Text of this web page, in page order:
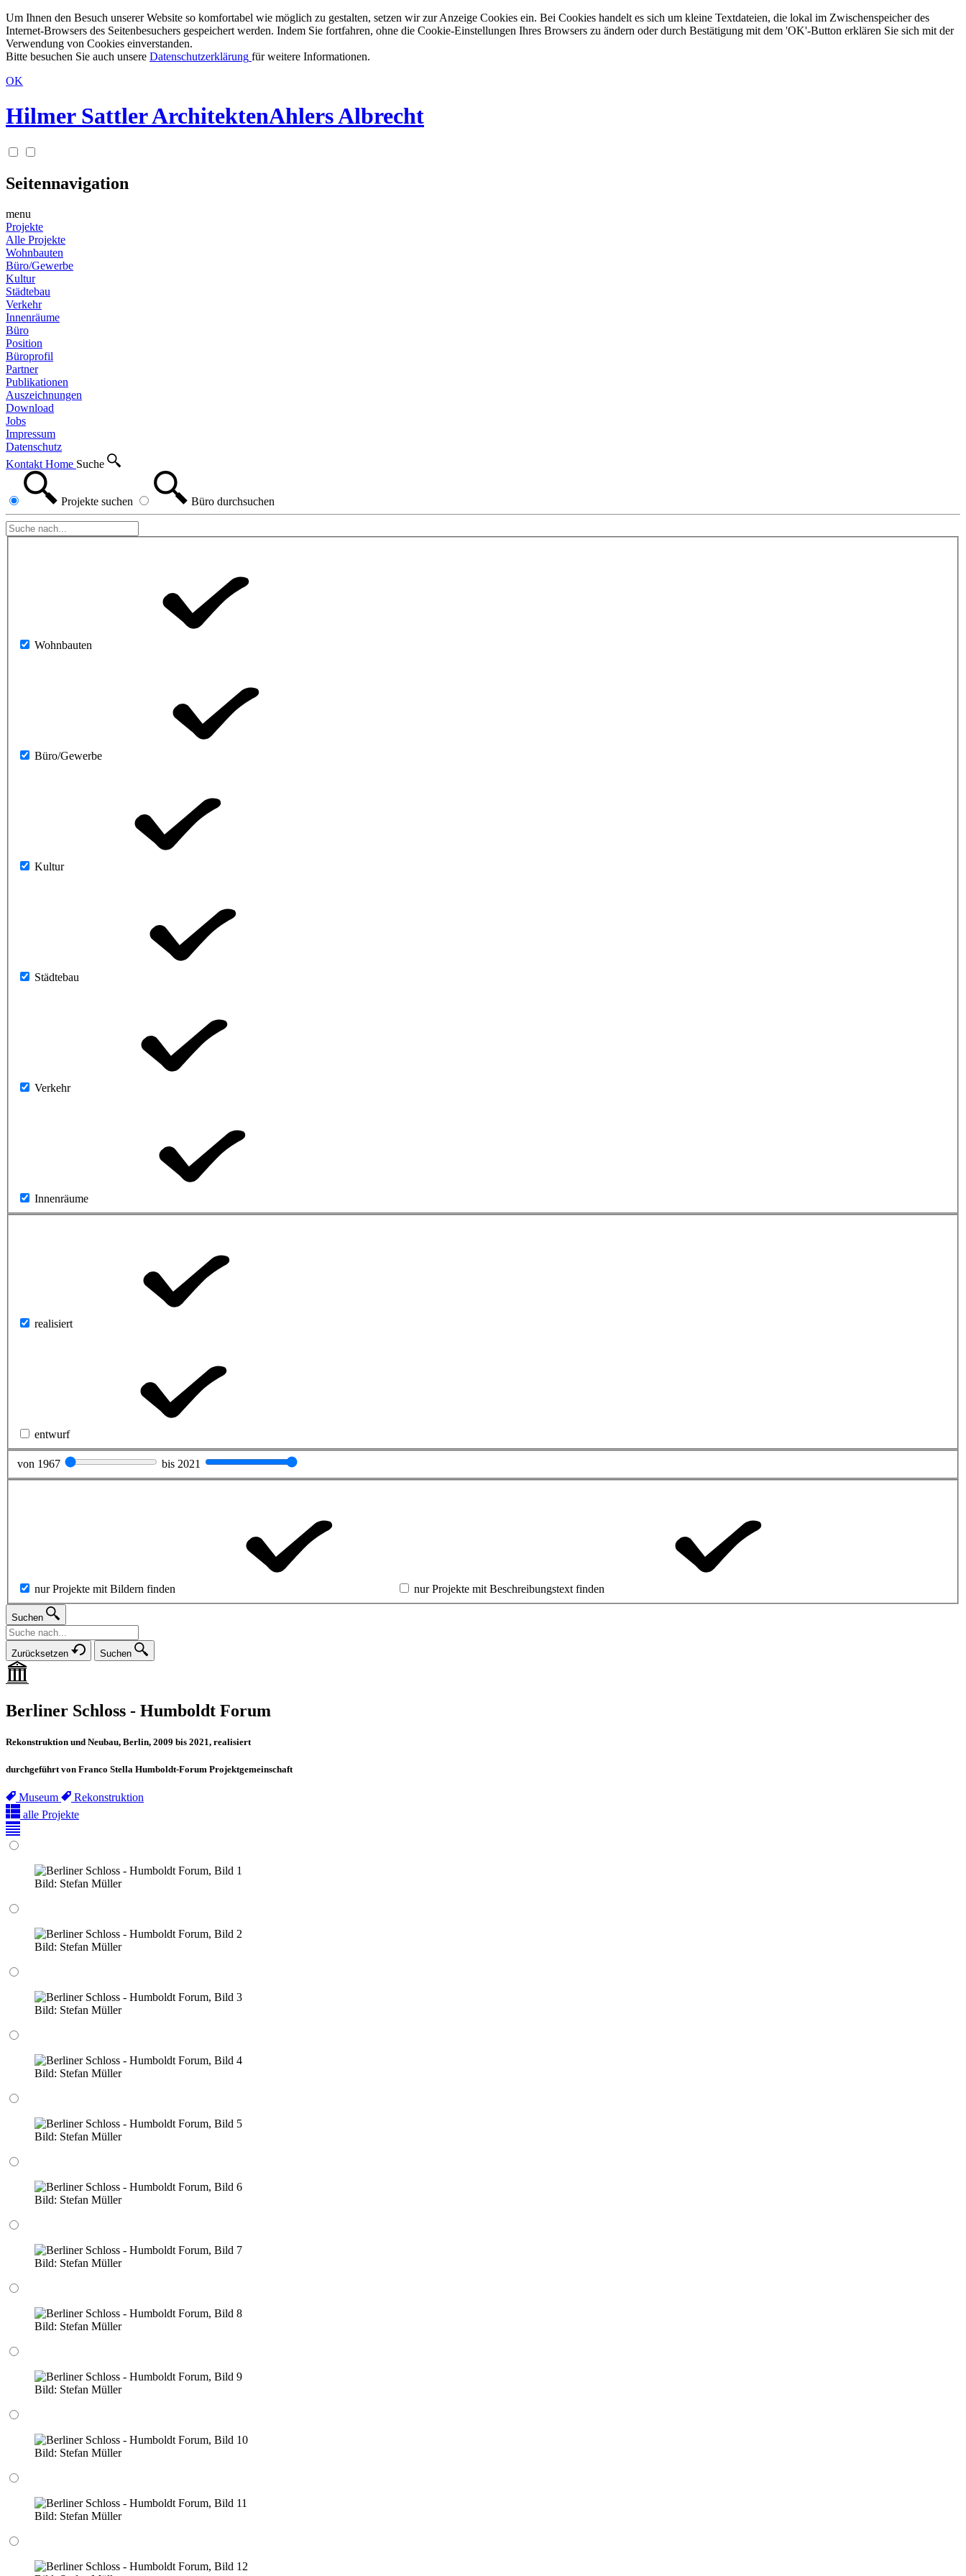
Um Ihnen den Besuch unserer Website so komfortabel wie möglich zu gestalten, setzen wir zur Anzeige Cookies ein. Bei Cookies handelt es sich um kleine Textdateien, die lokal im Zwischenspeicher des
Internet-Browsers des Seitenbesuchers gespeichert werden. Indem Sie fortfahren, ohne die Cookie-Einstellungen Ihres Browsers zu ändern oder durch Bestätigung mit dem 'OK'-Button erklären Sie sich mit der
Verwendung von Cookies einverstanden.
Bitte besuchen Sie auch unsere Datenschutzerklärung für weitere Informationen.
OK
Hilmer Sattler ArchitektenAhlers Albrecht
Seitennavigation
menu
Projekte
Alle Projekte
Wohnbauten
Büro/Gewerbe
Kultur
Städtebau
Verkehr
Innenräume
Büro
Position
Büroprofil
Partner
Publikationen
Auszeichnungen
Download
Jobs
Impressum
Datenschutz
Kontakt Home Suche
Projekte suchen Büro durchsuchen
Wohnbauten
Büro/Gewerbe
Kultur
Städtebau
Verkehr
Innenräume
realisiert
entwurf
von 1967 bis 2021
nur Projekte mit Bildern finden nur Projekte mit Beschreibungstext finden
Suchen
Zurücksetzen Suchen
Berliner Schloss - Humboldt Forum
Rekonstruktion und Neubau, Berlin, 2009 bis 2021, realisiert
durchgeführt von Franco Stella Humboldt-Forum Projektgemeinschaft
Museum
Rekonstruktion
alle Projekte
Bild: Stefan Müller
Bild: Stefan Müller
Bild: Stefan Müller
Bild: Stefan Müller
Bild: Stefan Müller
Bild: Stefan Müller
Bild: Stefan Müller
Bild: Stefan Müller
Bild: Stefan Müller
Bild: Stefan Müller
Bild: Stefan Müller